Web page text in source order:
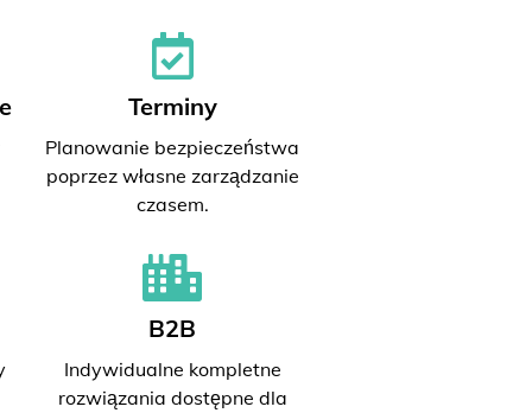
Terminy
Planowanie bezpieczeństwa
poprzez własne zarządzanie
czasem.
B2B
Indywidualne kompletne
rozwiązania dostępne dla